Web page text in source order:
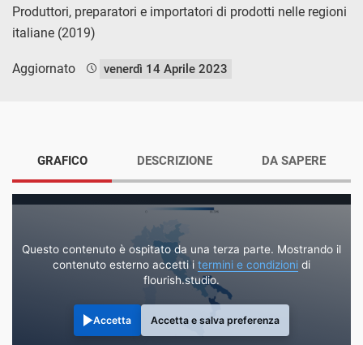
Produttori, preparatori e importatori di prodotti nelle regioni
italiane (2019)
Aggiornato venerdì 14 Aprile 2023
GRAFICO
Questo contenuto è ospitato da una terza parte. Mostrando il
contenuto esterno accetti i termini e condizioni di
flourish.studio.
Accetta Accetta e salva preferenza
DESCRIZIONE DA SAPERE